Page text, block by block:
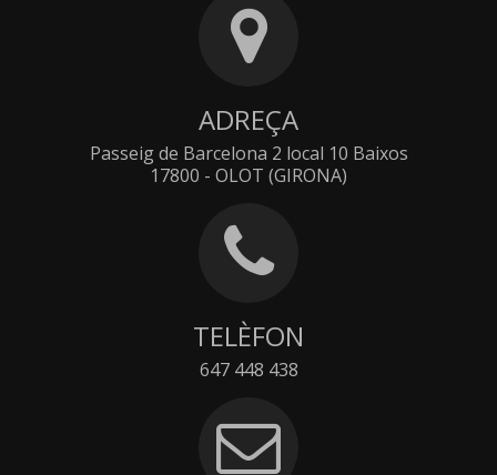
ADREÇA
Passeig de Barcelona 2 local 10 Baixos
17800 - OLOT (GIRONA)
TELÈFON
647 448 438